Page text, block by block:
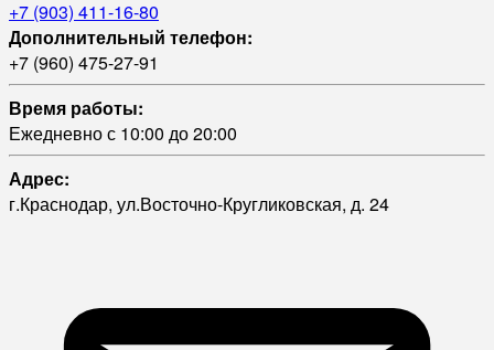
+7 (903) 411-16-80
Дополнительный телефон:
+7 (960) 475-27-91
Время работы:
Ежедневно с 10:00 до 20:00
Адрес:
г.Краснодар, ул.Восточно-Кругликовская, д. 24